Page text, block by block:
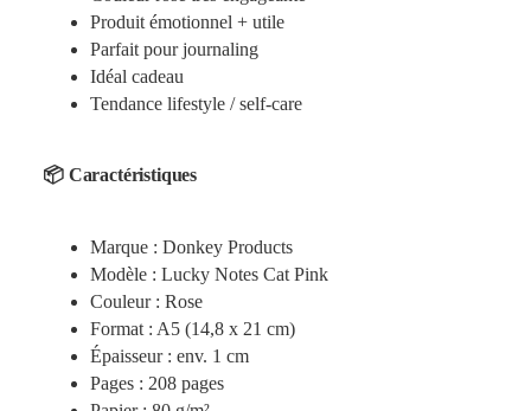
Produit émotionnel + utile
Parfait pour journaling
Idéal cadeau
Tendance lifestyle / self-care
📦 Caractéristiques
Marque : Donkey Products
Modèle : Lucky Notes Cat Pink
Couleur : Rose
Format : A5 (14,8 x 21 cm)
Épaisseur : env. 1 cm
Pages : 208 pages